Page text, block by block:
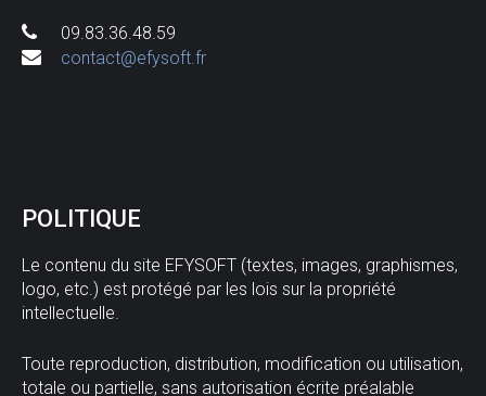
09.83.36.48.59
contact@efysoft.fr
POLITIQUE
Le contenu du site EFYSOFT (textes, images, graphismes,
logo, etc.) est protégé par les lois sur la propriété
intellectuelle.
Toute reproduction, distribution, modification ou utilisation,
totale ou partielle, sans autorisation écrite préalable